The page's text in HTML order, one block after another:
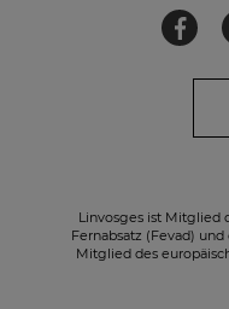
EIN GRATIS-
Linvosges ist Mitglied
Fernabsatz (Fevad)
Mitglied des